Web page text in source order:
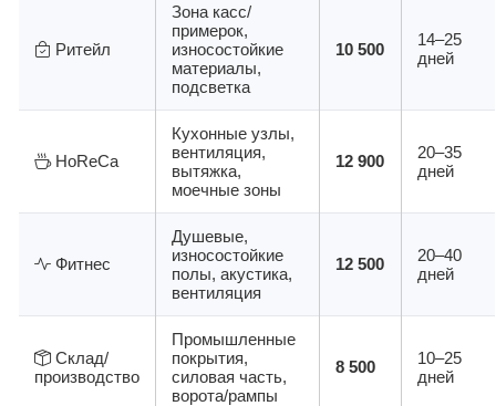
Ритейл
Зона касс/
примерок,
износостойкие
материалы,
подсветка
10 500
14–25
дней
HoReCa
Кухонные узлы,
вентиляция,
вытяжка,
моечные зоны
12 900
20–35
дней
Фитнес
Душевые,
износостойкие
полы, акустика,
вентиляция
12 500
20–40
дней
Склад/
производство
Промышленные
покрытия,
силовая часть,
ворота/рампы
8 500
10–25
дней